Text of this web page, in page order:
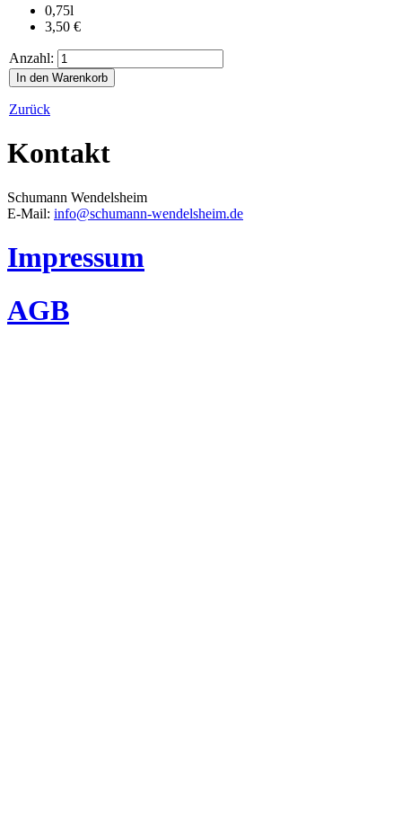
0,75l
3,50 €
Anzahl:
Zurück
Kontakt
Schumann Wendelsheim
E-Mail: info@schumann-wendelsheim.de
Impressum
AGB